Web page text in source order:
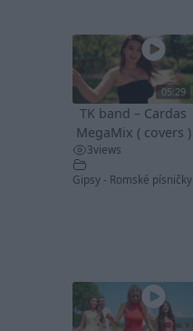
05:29
TK band – Cardas
MegaMix ( covers )
3views
Gipsy - Romské písničky